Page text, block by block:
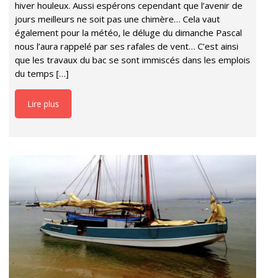
hiver houleux. Aussi espérons cependant que l’avenir de
jours meilleurs ne soit pas une chimère… Cela vaut
également pour la météo, le déluge du dimanche Pascal
nous l’aura rappelé par ses rafales de vent… C’est ainsi
que les travaux du bac se sont immiscés dans les emplois
du temps […]
Lire plus